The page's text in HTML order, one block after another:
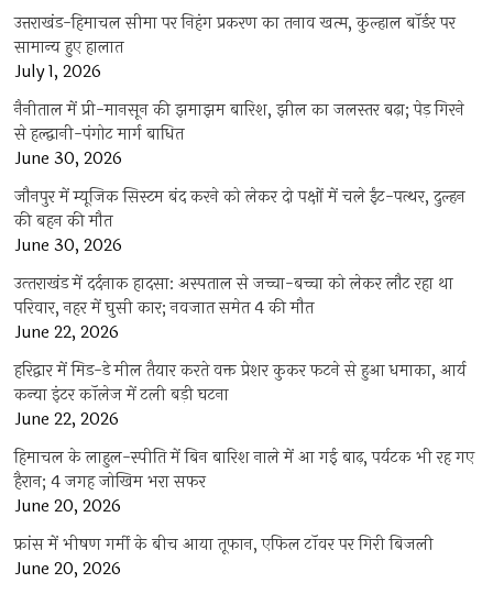
उत्तराखंड-हिमाचल सीमा पर निहंग प्रकरण का तनाव खत्म, कुल्हाल बॉर्डर पर
सामान्य हुए हालात
July 1, 2026
नैनीताल में प्री-मानसून की झमाझम बारिश, झील का जलस्तर बढ़ा; पेड़ गिरने
से हल्द्वानी-पंगोट मार्ग बाधित
June 30, 2026
जौनपुर में म्यूजिक सिस्टम बंद करने को लेकर दो पक्षों में चले ईंट-पत्थर, दुल्हन
की बहन की मौत
June 30, 2026
उत्‍तराखंड में दर्दनाक हादसा: अस्पताल से जच्चा-बच्चा को लेकर लौट रहा था
परिवार, नहर में घुसी कार; नवजात समेत 4 की मौत
June 22, 2026
हरिद्वार में मिड-डे मील तैयार करते वक्त प्रेशर कुकर फटने से हुआ धमाका, आर्य
कन्या इंटर कॉलेज में टली बड़ी घटना
June 22, 2026
हिमाचल के लाहुल-स्पीति में बिन बारिश नाले में आ गई बाढ़, पर्यटक भी रह गए
हैरान; 4 जगह जोखिम भरा सफर
June 20, 2026
फ्रांस में भीषण गर्मी के बीच आया तूफान, एफिल टॉवर पर गिरी बिजली
June 20, 2026